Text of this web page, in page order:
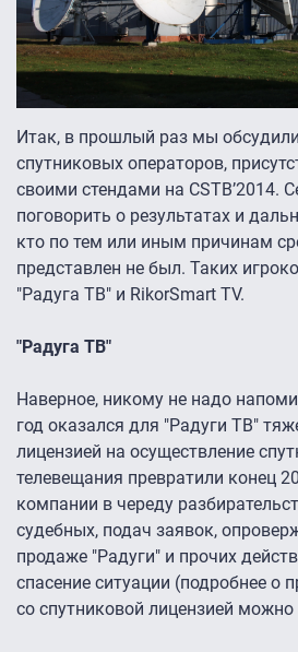
Итак, в прошлый раз мы обсудили
спутниковых операторов,
своими стендами на CSTB’2014.
поговорить о результатах и
кто по тем или иным причинам
представлен не был. Таких
"Радуга ТВ" и RikorSmart TV.
"Радуга ТВ"
Наверное, никому не надо
год оказался для "Радуги ТВ"
лицензией на осуществление
телевещания превратили конец
компании в череду
судебных, подач заявок,
продаже "Радуги" и прочих
спасение ситуации (подробнее о
со спутниковой лицензией можно